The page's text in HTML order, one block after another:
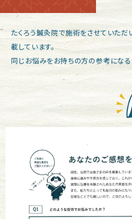
たくろう鍼灸院で施術をさせていた
載しています。
同じお悩みをお持ちの方の参考になる